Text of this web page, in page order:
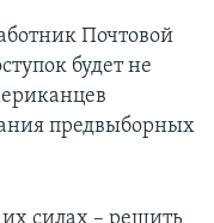
Почтовой
будет не
предвыборных